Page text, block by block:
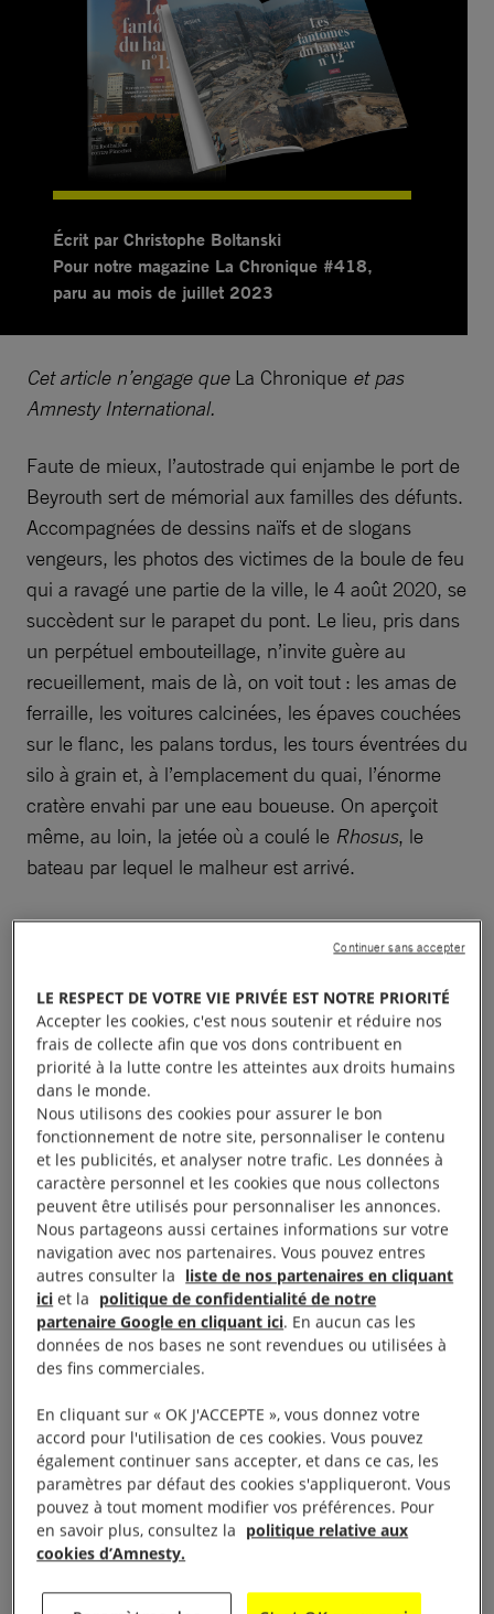
Écrit par Christophe Boltanski
Pour notre magazine La Chronique #418,
paru au mois de juillet 2023
Cet article n’engage que La Chronique et pas
Amnesty International.
Faute de mieux, l’autostrade qui enjambe le port de
Beyrouth sert de mémorial aux familles des défunts.
Accompagnées de dessins naïfs et de slogans
vengeurs, les photos des victimes de la boule de feu
qui a ravagé une partie de la ville, le 4 août 2020, se
succèdent sur le parapet du pont. Le lieu, pris dans
un perpétuel embouteillage, n’invite guère au
recueillement, mais de là, on voit tout : les amas de
ferraille, les voitures calcinées, les épaves couchées
sur le flanc, les palans tordus, les tours éventrées du
silo à grain et, à l’emplacement du quai, l’énorme
cratère envahi par une eau boueuse. On aperçoit
même, au loin, la jetée où a coulé le Rhosus, le
bateau par lequel le malheur est arrivé.
Une mosaïque éclatée en mille
morceaux. Une énigme. Voilà à
quoi ressemble le port de
Beyrouth.
Ce n’est plus qu’un champ de ruines figé, à l’image
d’une justice paralysée. L’enquête piétine en raison
des multiples procédures lancées contre Tarek Bitar,
le magistrat chargé de l’instruire.Trois ans après les
faits, l’une des plus grosses explosions non
nucléaires de l’histoire demeure inexpliquée
218 morts, plus de 6 500 blessés, 77
000 appartements détruits, et rien. Aucun procès en
vue, pas même un comparse sous les verrous. Un
nouveau crime impuni dans un pays qui en compte
tant.
LE RESPECT DE VOTRE VIE PRIVÉE EST NOTRE PRIORITÉ
Accepter les cookies, c'est nous soutenir et réduire nos
frais de collecte afin que vos dons contribuent en
priorité à la lutte contre les atteintes aux droits humains
dans le monde.
Nous utilisons des cookies pour assurer le bon
fonctionnement de notre site, personnaliser le contenu
et les publicités, et analyser notre trafic. Les données à
caractère personnel et les cookies que nous collectons
peuvent être utilisés pour personnaliser les annonces.
Nous partageons aussi certaines informations sur votre
navigation avec nos partenaires. Vous pouvez entres
autres consulter la liste de nos partenaires en cliquant
ici et la politique de confidentialité de notre
partenaire Google en cliquant ici. En aucun cas les
données de nos bases ne sont revendues ou utilisées à
des fins commerciales.
En cliquant sur « OK J'ACCEPTE », vous donnez votre
accord pour l'utilisation de ces cookies. Vous pouvez
également continuer sans accepter, et dans ce cas, les
paramètres par défaut des cookies s'appliqueront. Vous
pouvez à tout moment modifier vos préférences. Pour
en savoir plus, consultez la politique relative aux
cookies d’Amnesty.
Continuer sans accepter